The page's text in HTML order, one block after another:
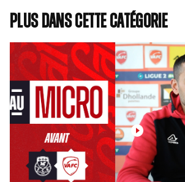
Plus dans cette catégorie